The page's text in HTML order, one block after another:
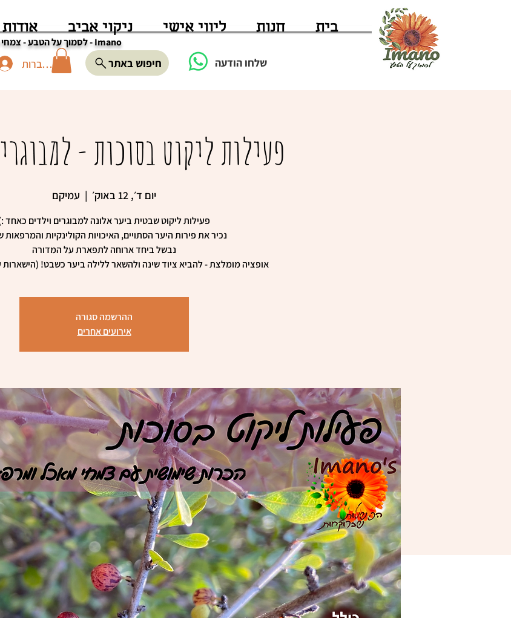
בית חנות ליווי אישי ניקוי אביב אודות
להתחברות חיפוש באתר שלחו הודעה
Imano - לסמוך על הטבע - צמחי מרפא - טיפול - סדנאות - מוצרים מן הטבע
פעילות ליקוט בסוכות -
יום ד׳, 12 באוק׳
  |
עמיקם
אופציה מומלצת - להביא ציוד שינה ולהשאר ללילה ביער כשבט!
ההרשמה סגורה
אירועים אחרים